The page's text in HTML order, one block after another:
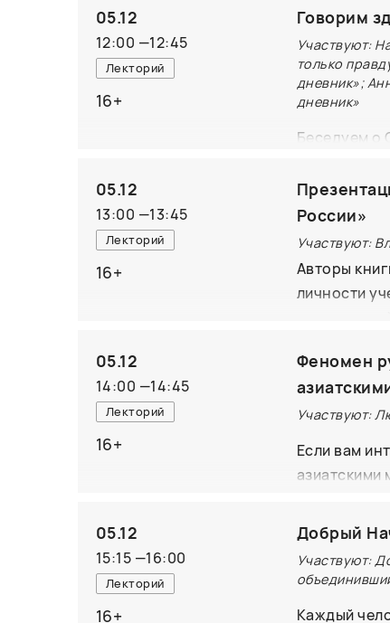
05.12
12:00 —12:45
Лекторий
16+
Говорим
Участвуют:
только
дневник»;
дневник»
Беседуем о
дневник»
Ольги.
05.12
13:00 —13:45
Лекторий
16+
России»
Участвуют:
Авторы
личности
нефтяной
05.12
14:00 —14:45
Лекторий
16+
Феномен
Участвуют:
Если вам
азиатскими
этого
Аквилой
культур и
05.12
15:15 —16:00
Лекторий
16+
Добрый
Участвуют:
Каждый